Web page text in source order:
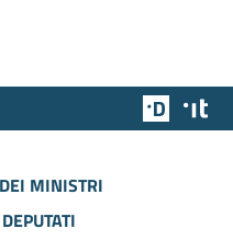
Team
MINISTRI